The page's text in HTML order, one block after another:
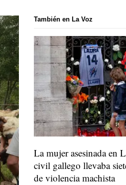
También en La Voz
La mujer asesinada en
civil gallego llevaba
de violencia machista